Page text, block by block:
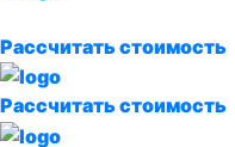
Рассчитать стоимость
Рассчитать стоимость